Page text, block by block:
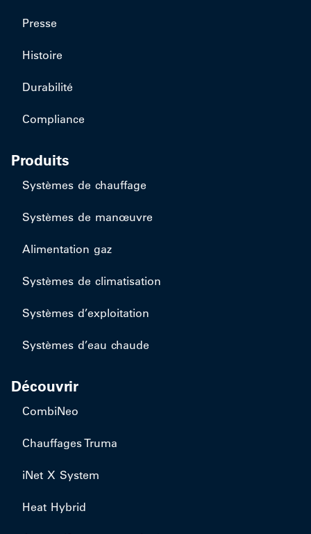
Presse
Histoire
Durabilité
Compliance
Produits
Systèmes de chauffage
Systèmes de manœuvre
Alimentation gaz
Systèmes de climatisation
Systèmes d’exploitation
Systèmes d’eau chaude
Découvrir
CombiNeo
Chauffages Truma
iNet X System
Heat Hybrid